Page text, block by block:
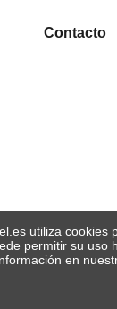
Contacto
utiliza
permitir su uso
en